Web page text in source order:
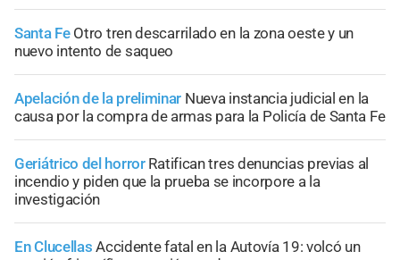
Santa Fe Otro tren descarrilado en la zona oeste y un
nuevo intento de saqueo
Apelación de la preliminar Nueva instancia judicial en la
causa por la compra de armas para la Policía de Santa Fe
Geriátrico del horror Ratifican tres denuncias previas al
incendio y piden que la prueba se incorpore a la
investigación
En Clucellas Accidente fatal en la Autovía 19: volcó un